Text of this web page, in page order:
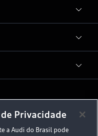
Privacidade
a Audi do Brasil pode